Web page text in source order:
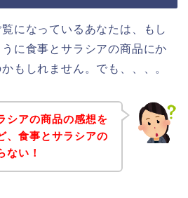
になっているあなたは、もし
に食事とサラシアの商品にか
もしれません。でも、、、。
シアの商品の感想を
、食事とサラシアの
ない！